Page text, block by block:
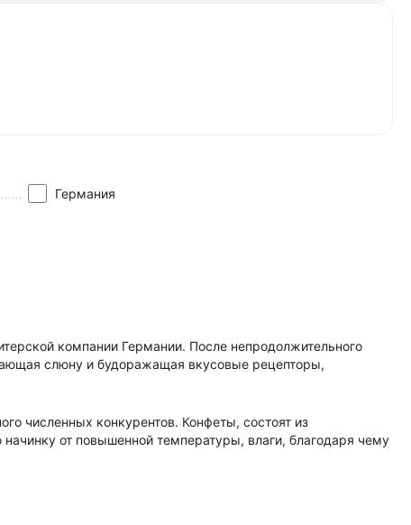
Германия
компании Германии. После непродолжительного
слюну и будоражащая вкусовые рецепторы,
численных конкурентов. Конфеты, состоят из
от повышенной температуры, влаги, благодаря чему